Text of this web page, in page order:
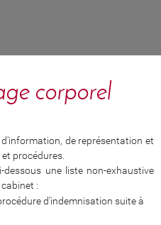
corporel
de représentation et
procédures.
une liste non-exhaustive
:
d'indemnisation suite à